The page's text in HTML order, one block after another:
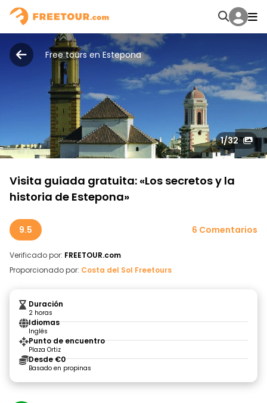
Free tours en Estepona
1/32
Visita guiada gratuita: «Los secretos y la
historia de Estepona»
9.5 6 Comentarios
Verificado por: FREETOUR.com
Proporcionado por: Costa del Sol Freetours
Duración
2 horas
Idiomas
Inglés
Punto de encuentro
Plaza Ortiz
Desde €0
Basado en propinas